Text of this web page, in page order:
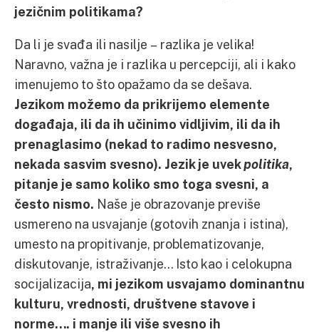
jezičnim politikama?
Da li je svađa ili nasilje – razlika je velika!
Naravno, važna je i razlika u percepciji, ali i kako
imenujemo to što opažamo da se dešava.
Jezikom možemo da prikrijemo elemente
događaja, ili da ih učinimo vidljivim, ili da ih
prenaglasimo (nekad to radimo nesvesno,
nekada sasvim svesno). Jezik je uvekpolitika,
pitanje je samo koliko smo toga svesni, a
često nismo. Naše je obrazovanje previše
usmereno na usvajanje (gotovih znanja i istina),
umesto na propitivanje, problematizovanje,
diskutovanje, istraživanje… Isto kao i celokupna
socijalizacija, mi jezikom usvajamo dominantnu
kulturu, vrednosti, društvene stavove i
norme…. i manje ili više svesno ih